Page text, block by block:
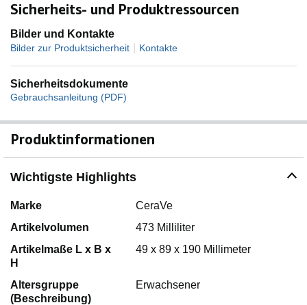
Sicherheits- und Produktressourcen
Bilder und Kontakte
Bilder zur Produktsicherheit Kontakte
Sicherheitsdokumente
Gebrauchsanleitung (PDF)
Produktinformationen
Wichtigste Highlights
Marke
CeraVe
Artikelvolumen
473 Milliliter
Artikelmaße L x B x
H
49 x 89 x 190 Millimeter
Altersgruppe
(Beschreibung)
Erwachsener